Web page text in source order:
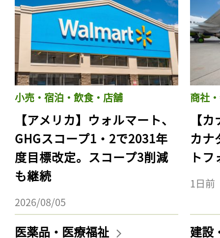
小売・宿泊・飲食・店舗
【アメリカ】ウォルマート、
GHGスコープ1・2で2031年
度目標改定。スコープ3削減
も継続
2026/08/05
商社
【
カナ
ト
1日前
医薬品・医療福祉 建設